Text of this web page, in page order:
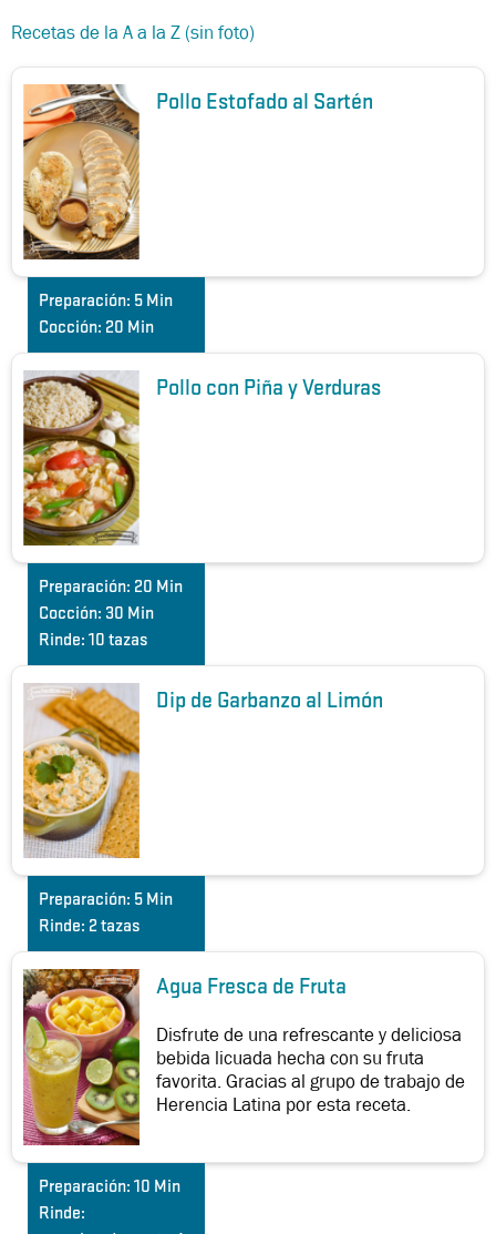
Recetas de la A a la Z (sin foto)
Pollo Estofado al Sartén
Preparación: 5 Min
Cocción: 20 Min
Pollo con Piña y Verduras
Preparación: 20 Min
Cocción: 30 Min
Rinde: 10 tazas
Dip de Garbanzo al Limón
Preparación: 5 Min
Rinde: 2 tazas
Agua Fresca de Fruta
Disfrute de una refrescante y deliciosa
bebida licuada hecha con su fruta
favorita. Gracias al grupo de trabajo de
Herencia Latina por esta receta.
Preparación: 10 Min
Rinde: